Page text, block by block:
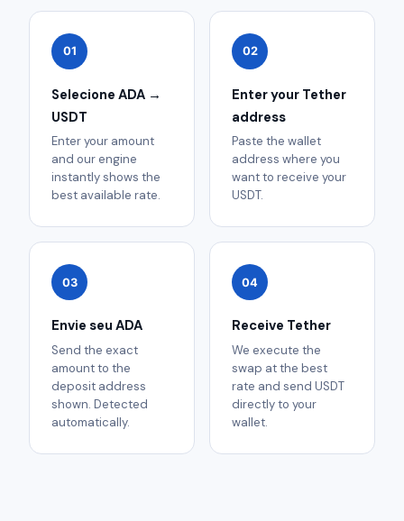
01
Selecione ADA →
USDT
Enter your amount
and our engine
instantly shows the
best available rate.
02
Enter your Tether
address
Paste the wallet
address where you
want to receive your
USDT.
03
Envie seu ADA
Send the exact
amount to the
deposit address
shown. Detected
automatically.
04
Receive Tether
We execute the
swap at the best
rate and send USDT
directly to your
wallet.